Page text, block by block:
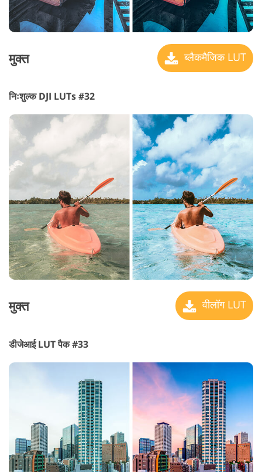
मुक्त ब्लैकमैजिक LUT
निःशुल्क DJI LUTs #32
मुक्त वीलॉग LUT
डीजेआई LUT पैक #33